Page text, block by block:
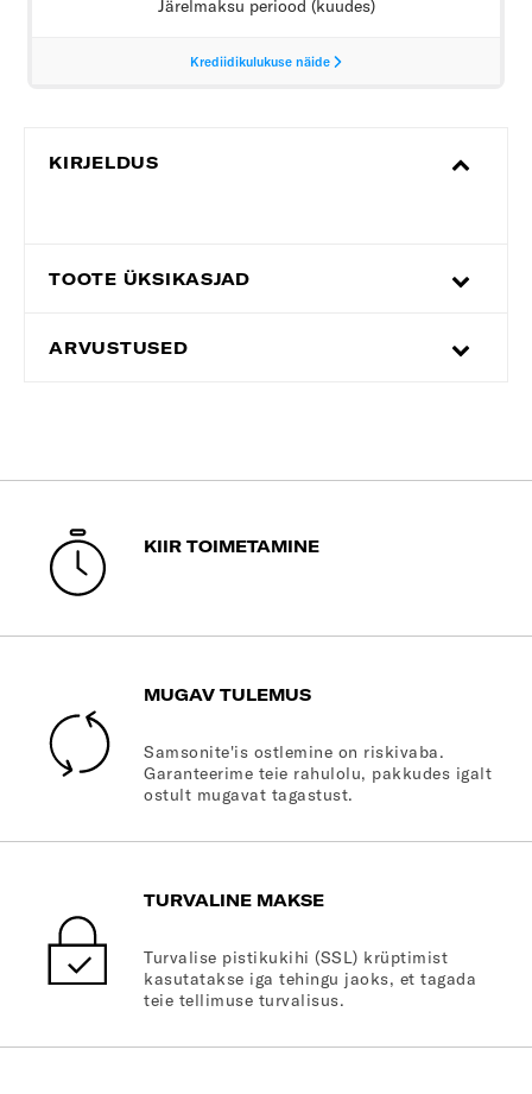
KIRJELDUS
TOOTE ÜKSIKASJAD
ARVUSTUSED
KIIR TOIMETAMINE
MUGAV TULEMUS
Samsonite'is ostlemine on riskivaba.
Garanteerime teie rahulolu, pakkudes igalt
ostult mugavat tagastust.
TURVALINE MAKSE
Turvalise pistikukihi (SSL) krüptimist
kasutatakse iga tehingu jaoks, et tagada
teie tellimuse turvalisus.